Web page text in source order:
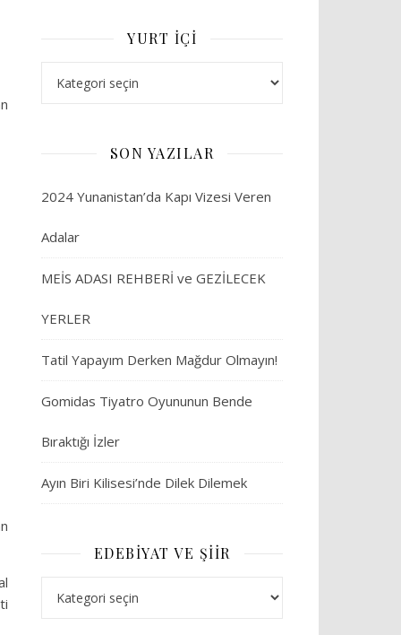
YURT İÇI
SON YAZILAR
2024 Yunanistan’da Kapı Vizesi Veren
Adalar
MEİS ADASI REHBERİ ve GEZİLECEK
YERLER
Tatil Yapayım Derken Mağdur Olmayın!
Gomidas Tiyatro Oyununun Bende
Bıraktığı İzler
Ayın Biri Kilisesi’nde Dilek Dilemek
EDEBIYAT VE ŞIIR